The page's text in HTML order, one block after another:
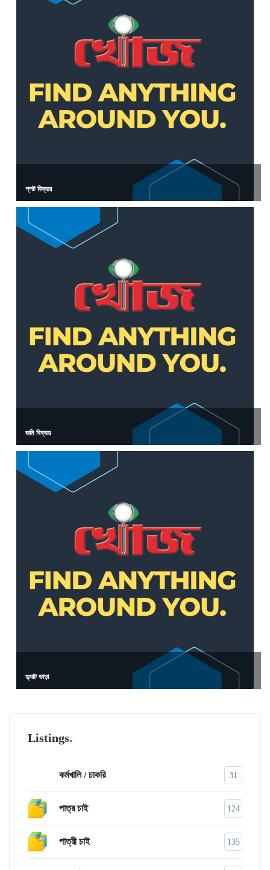
প্লট বিক্রয়
জমি বিক্রয়
ফ্ল্যাট ভাড়া
Listings
কর্মখালি / চাকরি 31
পাত্র চাই 124
পাত্রী চাই 135